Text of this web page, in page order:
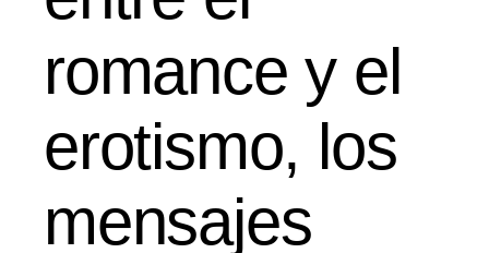
romance y el
erotismo, los
mensajes